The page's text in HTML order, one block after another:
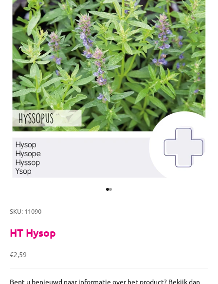
Naar artikel 1
Naar artikel 2
SKU: 11090
HT Hysop
Aanbiedingsprijs
€2,59
Bent u benieuwd naar informatie over het product? Bekijk dan